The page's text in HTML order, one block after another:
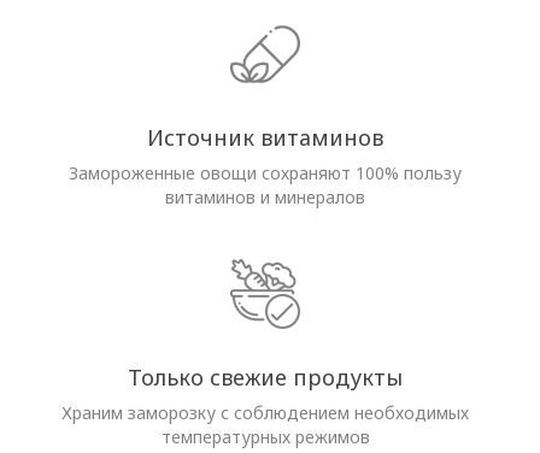
Источник витаминов
Замороженные овощи сохраняют 100% пользу
витаминов и минералов
Только свежие продукты
Храним заморозку с соблюдением необходимых
температурных режимов